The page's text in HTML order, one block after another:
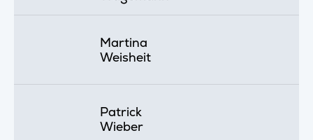
Martina
Weisheit
Patrick
Wieber